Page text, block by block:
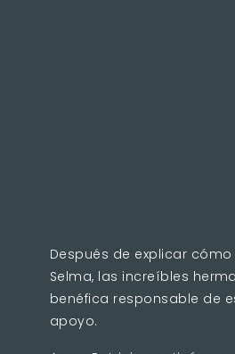
Después de explicar
Selma, las increíbles
benéfica responsable de
apoyo.